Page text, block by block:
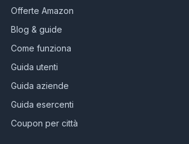
Offerte Amazon
Blog & guide
Come funziona
Guida utenti
Guida aziende
Guida esercenti
Coupon per città